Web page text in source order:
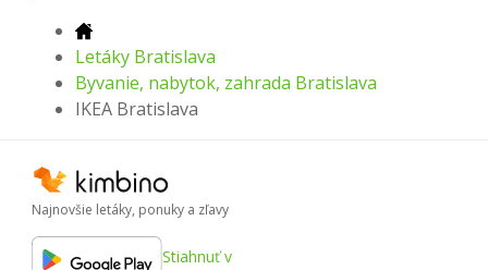
Letáky Bratislava
Byvanie, nabytok, zahrada Bratislava
IKEA Bratislava
Najnovšie letáky, ponuky a zľavy
Stiahnuť v